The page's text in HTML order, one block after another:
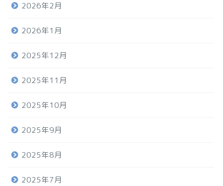
2026年2月
2026年1月
2025年12月
2025年11月
2025年10月
2025年9月
2025年8月
2025年7月